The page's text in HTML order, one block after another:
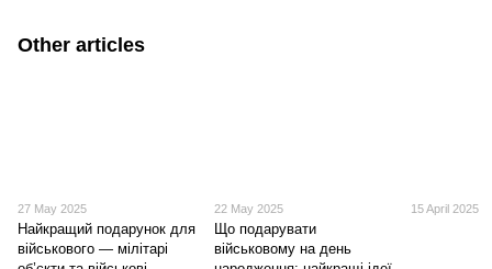
Other articles
27 May 2025
Найкращий подарунок для
військового — мілітарі
22 May 2025
Що подарувати
військовому на день
15 April 2025